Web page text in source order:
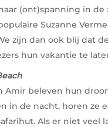
(ont)spanning in
Suzanne
zijn dan ook blij dat
hun vakantie te
Amir beleven hun
in de nacht, horen ze
Als er niet veel